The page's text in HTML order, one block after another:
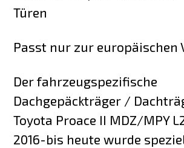
Türen
Passt nur zur europäischen
Der fahrzeugspezifische
Dachgepäckträger /
Toyota Proace II MDZ/MPY
2016-bis heute wurde